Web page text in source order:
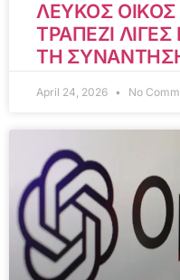
ΛΕΥΚΟΣ ΟΙΚΟΣ
ΤΡΑΠΕΖΙ
ΤΗ
April 24, 2026 No